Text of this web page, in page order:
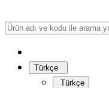
Türkçe
Türkçe